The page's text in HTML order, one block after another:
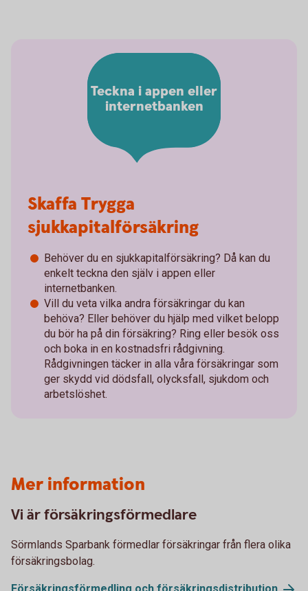
Skaffa Trygga
sjukkapitalförsäkring
Behöver du en sjukkapitalförsäkring? Då kan du
enkelt teckna den själv i appen eller
internetbanken.
Vill du veta vilka andra försäkringar du kan
behöva? Eller behöver du hjälp med vilket belopp
du bör ha på din försäkring? Ring eller besök oss
och boka in en kostnadsfri rådgivning.
Rådgivningen täcker in alla våra försäkringar som
ger skydd vid dödsfall, olycksfall, sjukdom och
arbetslöshet.
Teckna i appen eller
internetbanken
Mer information
Vi är försäkringsförmedlare
Sörmlands Sparbank förmedlar försäkringar från flera olika
försäkringsbolag.